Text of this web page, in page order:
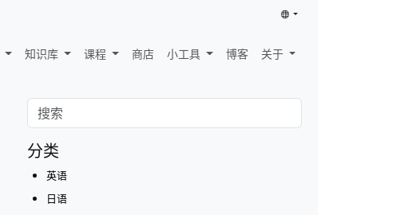
知识库 课程 商店 小工具 博客 关于
分类
英语
日语